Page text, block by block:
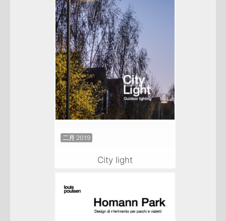
二月 2019
City light